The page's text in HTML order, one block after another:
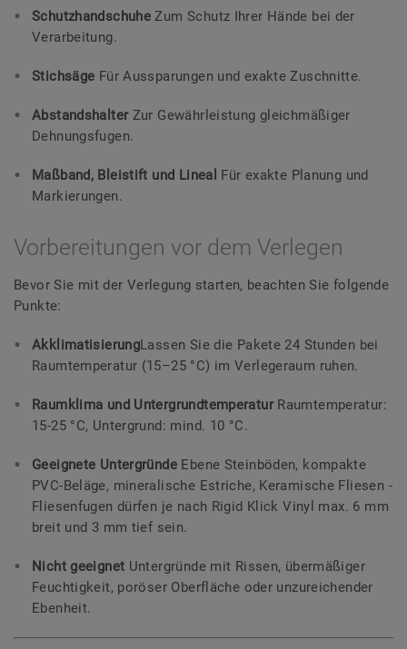
Schutzhandschuhe Zum Schutz Ihrer Hände bei der
Verarbeitung.
Stichsäge Für Aussparungen und exakte Zuschnitte.
AbstandshalterZur Gewährleistung gleichmäßiger
Dehnungsfugen.
Maßband, Bleistift und Lineal Für exakte Planung und
Markierungen.
Vorbereitungen vor dem Verlegen
Bevor Sie mit der Verlegung starten, beachten Sie folgende
Punkte:
AkklimatisierungLassen Sie die Pakete 24 Stunden bei
Raumtemperatur (15–25 °C) im Verlegeraum ruhen.
Raumklima und UntergrundtemperaturRaumtemperatur:
15-25 °C, Untergrund: mind. 10 °C.
Geeignete UntergründeEbene Steinböden, kompakte
PVC-Beläge, mineralische Estriche, Keramische Fliesen -
Fliesenfugen dürfen je nach Rigid Klick Vinyl max. 6 mm
breit und 3 mm tief sein.
Nicht geeignet Untergründe mit Rissen, übermäßiger
Feuchtigkeit, poröser Oberfläche oder unzureichender
Ebenheit.